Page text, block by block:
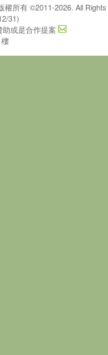
權所有 ©2011-2026. All
31)
或是合作提案